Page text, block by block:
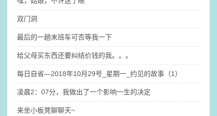
双门洞
最后的一趟末班车可否等我一下
给父母买东西还要纠结价钱的我。。。
每日自省—2018年10月29号_星期一_约见的故事（1）
凌晨2：07分，我做出了一个影响一生的决定
来坐小板凳聊聊天~